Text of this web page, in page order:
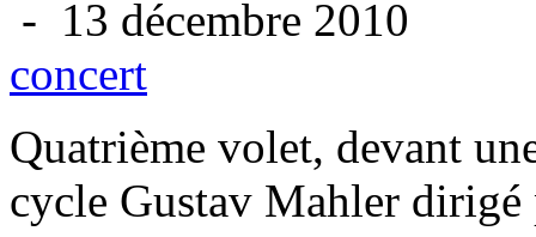
- 13 décembre 2010
concert
Quatrième volet, devant
cycle Gustav Mahler